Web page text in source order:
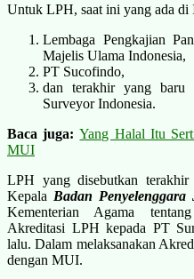
Untuk LPH, saat ini yang ada di
Lembaga Pengkajian
Majelis Ulama Indonesia,
PT Sucofindo,
dan terakhir yang baru
Surveyor Indonesia.
Baca juga: Yang Halal Itu
MUI
LPH yang disebutkan terakhir
Kepala Badan
Kementerian Agama
Akreditasi LPH kepada PT
lalu. Dalam melaksanakan
dengan MUI.